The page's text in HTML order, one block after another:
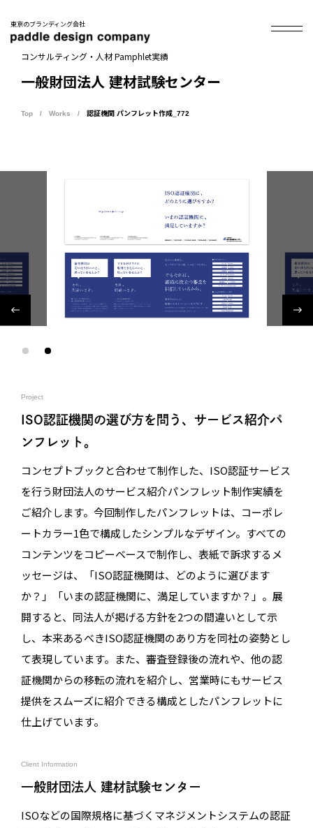
東京のブランディング会社
コンサルティング・人材 Pamphlet実績
一般財団法人 建材試験センター
Top Works 認証機関 パンフレット作成_772
Project
ISO認証機関の選び方を問う、サービス紹介パ
ンフレット。
コンセプトブックと合わせて制作した、ISO認証サービス
を行う財団法人のサービス紹介パンフレット制作実績を
ご紹介します。今回制作したパンフレットは、コーポレ
ートカラー1色で構成したシンプルなデザイン。すべての
コンテンツをコピーベースで制作し、表紙で訴求するメ
ッセージは、「ISO認証機関は、どのように選びます
か？」「いまの認証機関に、満足していますか？」。展
開すると、同法人が掲げる方針を2つの間違いとして示
し、本来あるべきISO認証機関のあり方を同社の姿勢とし
て表現しています。また、審査登録後の流れや、他の認
証機関からの移転の流れを紹介し、営業時にもサービス
提供をスムーズに紹介できる構成としたパンフレットに
仕上げています。
Client Information
一般財団法人 建材試験センター
ISOなどの国際規格に基づくマネジメントシステムの認証